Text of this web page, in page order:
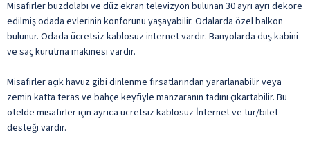
Misafirler buzdolabı ve düz ekran televizyon bulunan 30 ayrı ayrı dekore
edilmiş odada evlerinin konforunu yaşayabilir. Odalarda özel balkon
bulunur. Odada ücretsiz kablosuz internet vardır. Banyolarda duş kabini
ve saç kurutma makinesi vardır.
Misafirler açık havuz gibi dinlenme fırsatlarından yararlanabilir veya
zemin katta teras ve bahçe keyfiyle manzaranın tadını çıkartabilir. Bu
otelde misafirler için ayrıca ücretsiz kablosuz İnternet ve tur/bilet
desteği vardır.